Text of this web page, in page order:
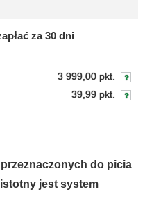
za 30 dni
3 999,00 pkt.
39,99 pkt.
do picia
jest system